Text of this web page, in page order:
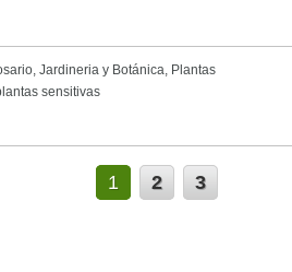
, Jardineria y Botánica, Plantas
sensitivas
1 2 3